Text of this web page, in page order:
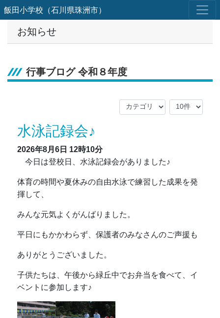
飯田小学校（石川県珠洲市）
お知らせ
行事ブログ 令和８年度
水泳記録会♪
2026年8月6日 12時10分
今日は登校日、水泳記録会がありました♪
体育の時間や夏休みの自由水泳で練習した成果を発
揮して、
みんな元気よくがんばりました。
平日にもかかわらず、保護者のみなさんのご声援も
ありがとうございました。
子供たちは、午後から緑丘中でお弁当を食べて、イ
ベントに参加します♪